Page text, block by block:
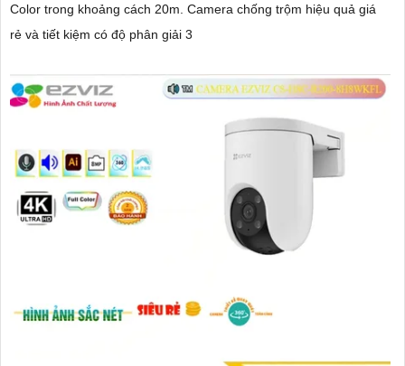
Color trong khoảng cách 20m. Camera chống trộm hiệu quả giá
rẻ và tiết kiệm có độ phân giải 3